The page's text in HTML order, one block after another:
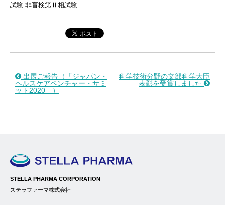
試験 非盲検第Ⅱ相試験
出展ご報告（「ジャパン・
ヘルスケアベンチャー・サミ
ット2020」）
科学技術分野の文部科学大臣
表彰を受賞しました
STELLA PHARMA CORPORATION
ステラファーマ株式会社